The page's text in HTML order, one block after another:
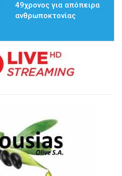
49χρονος για απόπειρα
ανθρωποκτονίας